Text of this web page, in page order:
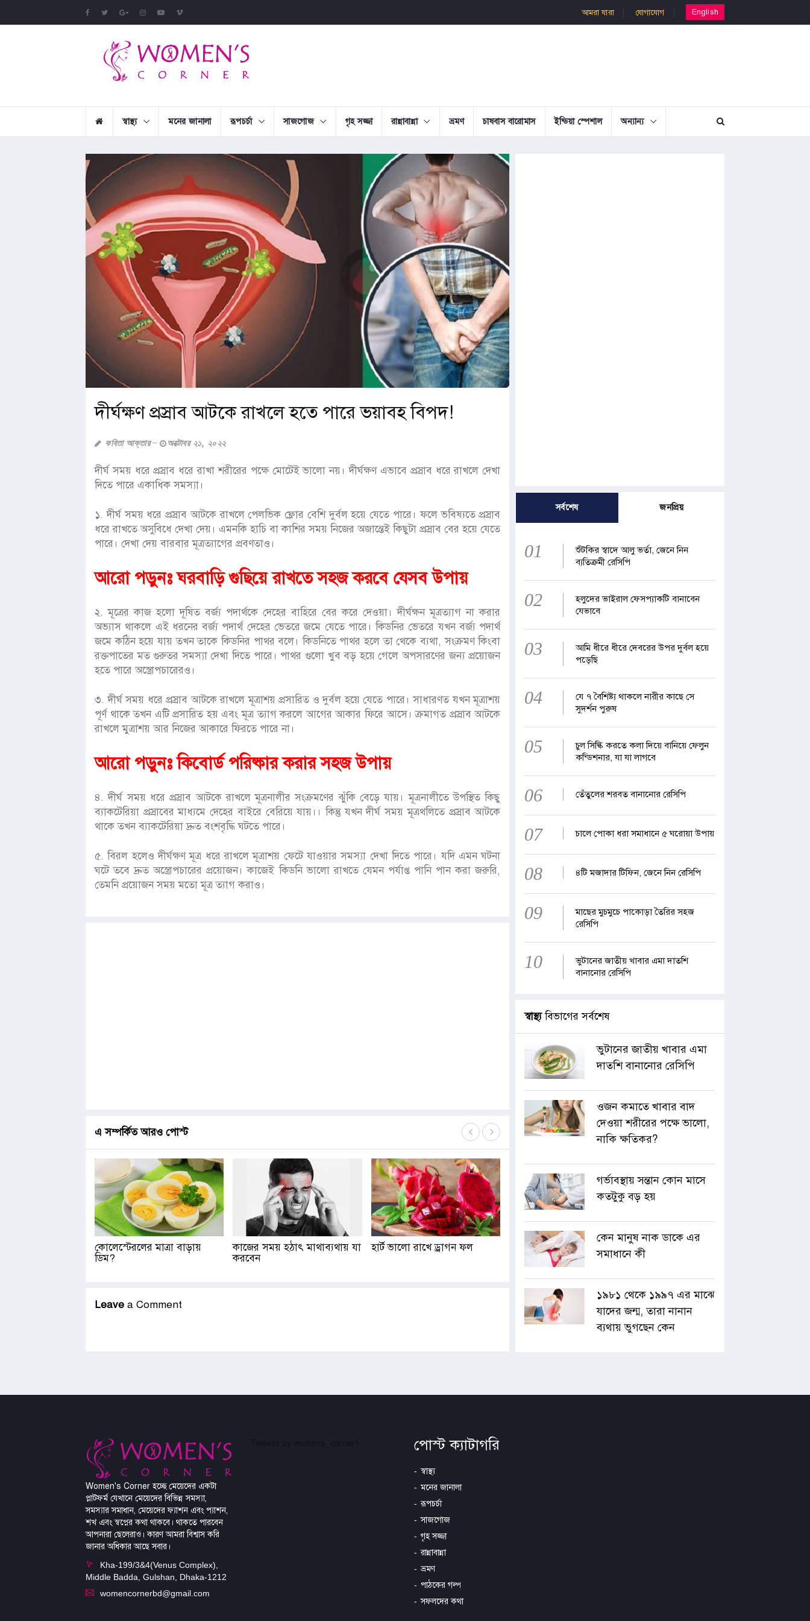
আমরা যারা যোগাযোগ English
স্বাস্থ্য মনের জানালা রূপচর্চা সাজগোজ গৃহ সজ্জা রান্নাবান্না ভ্রমণ চাষবাস বারোমাস ইন্ডিয়া স্পেশাল অন্যান্য
দীর্ঘক্ষণ প্রস্রাব আটকে রাখলে হতে পারে ভয়াবহ বিপদ!
কবিতা আক্তার অক্টোবর ২১, ২০২২
দীর্ঘ সময় ধরে প্রস্রাব ধরে রাখা শরীরের পক্ষে মোটেই ভালো নয়। দীর্ঘক্ষণ এভাবে প্রস্রাব ধরে রাখলে দেখা
দিতে পারে একাধিক সমস্যা।
১. দীর্ঘ সময় ধরে প্রস্রাব আটকে রাখলে পেলভিক ফ্লোর বেশি দুর্বল হয়ে যেতে পারে। ফলে ভবিষ্যতে প্রস্রাব
ধরে রাখতে অসুবিধে দেখা দেয়। এমনকি হাচি বা কাশির সময় নিজের অজান্তেই কিছুটা প্রস্রাব বের হয়ে যেতে
পারে। দেখা দেয় বারবার মূত্রত্যাগের প্রবণতাও।
আরো পড়ুনঃঘরবাড়ি গুছিয়ে রাখতে সহজ করবে যেসব উপায়
২. মূত্রের কাজ হলো দূষিত বর্জ্য পদার্থকে দেহের বাহিরে বের করে দেওয়া। দীর্ঘক্ষন মূত্রত্যাগ না করার
অভ্যাস থাকলে এই ধরনের বর্জ্য পদার্থ দেহের ভেতরে জমে যেতে পারে। কিডনির ভেতরে যখন বর্জ্য পদার্থ
জমে কঠিন হয়ে যায় তখন তাকে কিডনির পাথর বলে। কিডনিতে পাথর হলে তা থেকে ব্যথা, সংক্রমণ কিংবা
রক্তপাতের মত গুরুতর সমস্যা দেখা দিতে পারে। পাথর গুলো খুব বড় হয়ে গেলে অপসারণের জন্য প্রয়োজন
হতে পারে অস্ত্রোপচারের‌ও।
৩. দীর্ঘ সময় ধরে প্রস্রাব আটকে রাখলে মূত্রাশয় প্রসারিত ও দুর্বল হয়ে যেতে পারে। সাধারণত যখন মূত্রাশয়
পূর্ণ থাকে তখন এটি প্রসারিত হয় এবং মূত্র ত্যাগ করলে আগের আকার ফিরে আসে। ক্রমাগত প্রস্রাব আটকে
রাখলে মুত্রাশয় আর নিজের আকারে ফিরতে পারে না।
আরো পড়ুনঃকিবোর্ড পরিষ্কার করার সহজ উপায়
৪. দীর্ঘ সময় ধরে প্রস্রাব আটকে রাখলে মূত্রনালীর সংক্রমণের ঝুঁকি বেড়ে যায়। মূত্রনালীতে উপস্থিত কিছু
ব্যাকটেরিয়া প্রস্রাবের মাধ্যমে দেহের বাইরে বেরিয়ে যায়।। কিন্তু যখন দীর্ঘ সময় মূত্রথলিতে প্রস্রাব আটকে
থাকে তখন ব্যাকটেরিয়া দ্রুত বংশবৃদ্ধি ঘটতে পারে।
৫. বিরল হলেও দীর্ঘক্ষণ মূত্র ধরে রাখলে মূত্রাশয় ফেটে যাওয়ার সমস্যা দেখা দিতে পারে। যদি এমন ঘটনা
ঘটে তবে দ্রুত অস্ত্রোপচারের প্রয়োজন। কাজেই কিডনি ভালো রাখতে যেমন পর্যাপ্ত পানি পান করা জরুরি,
তেমনি প্রয়োজন সময় মতো মূত্র ত্যাগ করাও।
এ সম্পর্কিত আরও পোস্ট
কোলেস্টেরলের মাত্রা বাড়ায়
ডিম?
কাজের সময় হঠাৎ মাথাব্যথায় যা
করবেন
হার্ট ভালো রাখে ড্রাগন ফল
Leave a Comment
সর্বশেষ জনপ্রিয়
01
শুঁটকির স্বাদে আলু ভর্তা, জেনে নিন
ব্যতিক্রমী রেসিপি
02
হলুদের ভাইরাল ফেসপ্যাকটি বানাবেন
যেভাবে
03
আমি ধীরে ধীরে দেবরের উপর দুর্বল হয়ে
পড়েছি
04
যে ৭ বৈশিষ্ট্য থাকলে নারীর কাছে সে
সুদর্শন পুরুষ
05
চুল সিল্কি করতে কলা দিয়ে বানিয়ে ফেলুন
কন্ডিশনার, যা যা লাগবে
06 তেঁতুলের শরবত বানানোর রেসিপি
07 চালে পোকা ধরা সমাধানে ৫ ঘরোয়া উপায়
08 ৪টি মজাদার টিফিন, জেনে নিন রেসিপি
09
মাছের মুচমুচে পাকোড়া তৈরির সহজ
রেসিপি
10
ভুটানের জাতীয় খাবার এমা দাতশি
বানানোর রেসিপি
স্বাস্থ্যবিভাগের সর্বশেষ
ভুটানের জাতীয় খাবার এমা
দাতশি বানানোর রেসিপি
ওজন কমাতে খাবার বাদ
দেওয়া শরীরের পক্ষে ভালো,
নাকি ক্ষতিকর?
গর্ভাবস্থায় সন্তান কোন মাসে
কতটুকু বড় হয়
কেন মানুষ নাক ডাকে এর
সমাধানে কী
১৯৮১ থেকে ১৯৯৭ এর মাঝে
যাদের জন্ম, তারা নানান
ব্যথায় ভুগছেন কেন
Women's Corner হচ্ছে মেয়েদের একটা
প্লাটফর্ম যেখানে মেয়েদের বিভিন্ন সমস্যা,
সমস্যার সমাধান, মেয়েদের ফ্যাশন এবং প্যাশন,
শখ এবং স্বপ্নের কথা থাকবে। থাকতে পারবেন
আপনারা ছেলেরাও। কারণ আমরা বিশ্বাস করি
জানার অধিকার আছে সবার।
Kha-199/3&4(Venus Complex),
Middle Badda, Gulshan, Dhaka-1212
womencornerbd@gmail.com
পোস্ট ক্যাটাগরি
স্বাস্থ্য
মনের জানালা
রূপচর্চা
সাজগোজ
গৃহ সজ্জা
রান্নাবান্না
ভ্রমণ
পাঠকের গল্প
সফলদের কথা